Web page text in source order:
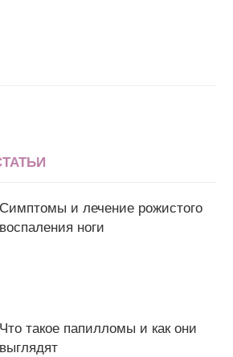
Симптомы и лечение рожистого
воспаления ноги
Что такое папилломы и как они
выглядят